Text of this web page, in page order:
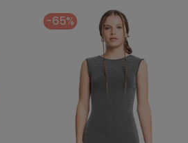
-65%